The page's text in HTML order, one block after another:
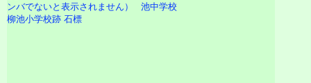
柳池小学校跡 石標
池中学校